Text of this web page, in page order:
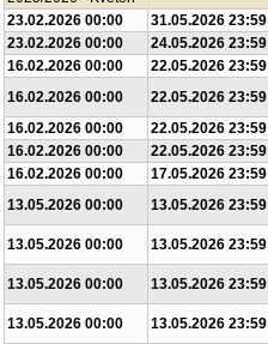
2025/2026 - Květen
23.02.2026 00:00
31.05.2026 23:59
23.02.2026 00:00
24.05.2026 23:59
16.02.2026 00:00
22.05.2026 23:59
16.02.2026 00:00
22.05.2026 23:59
16.02.2026 00:00
22.05.2026 23:59
16.02.2026 00:00
22.05.2026 23:59
16.02.2026 00:00
17.05.2026 23:59
13.05.2026 00:00
13.05.2026 23:59
13.05.2026 00:00
13.05.2026 23:59
13.05.2026 00:00
13.05.2026 23:59